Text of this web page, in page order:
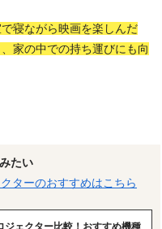
寝ながら映画を楽しんだ
家の中での持ち運びにも向
たい
ターのおすすめはこちら
ェクター比較！おすすめ機種